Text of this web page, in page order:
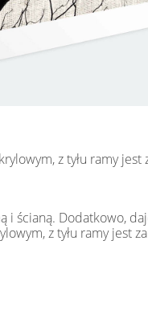
z tyłu ramy jest
i ścianą. Dodatkowo,
z tyłu ramy jest